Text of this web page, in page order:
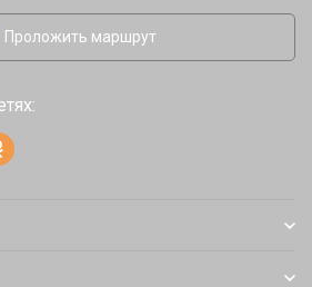
Проложить маршрут